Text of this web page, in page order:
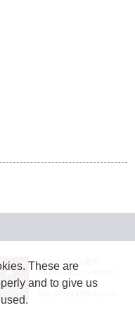
JASRAC許諾番号：
9024936001Y45037
JASRAC許諾番号：
These are
and to give us